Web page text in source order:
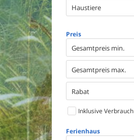
Haustiere
Preis
Gesamtpreis min.
Gesamtpreis max.
Rabat
Inklusive Verbrauch
Ferienhaus